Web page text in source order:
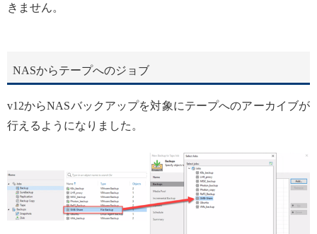
きません。
NASからテープへのジョブ
v12からNASバックアップを対象にテープへのアーカイブが
行えるようになりました。